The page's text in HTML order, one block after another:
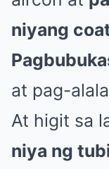
niyang
at pag-
At higit sa
niya ng